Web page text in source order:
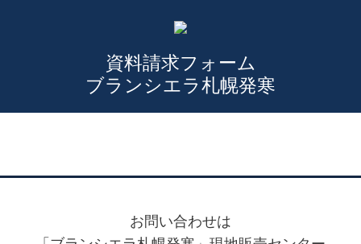
資料請求フォーム
ブランシエラ札幌発寒
お問い合わせは